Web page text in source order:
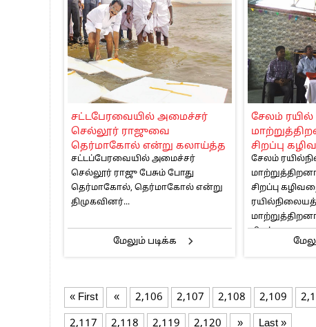
சட்டபேரவையில் அமைச்சர்
செல்லூர் ராஜுவை
தெர்மாகோல் என்று கலாய்த்த
திமுக எம்.எல்.ஏகள்
சட்டப்பேரவையில் அமைச்சர்
செல்லூர் ராஜு பேசும் போது
தெர்மாகோல், தெர்மாகோல் என்று
திமுகவினர்...
மேலும் படிக்க
சேலம்
சிறப்பு
சேலம்
சிறப்பு
சிறப்பு...
« First « 2,106 2,107 2,108 2,109
2,117
2,118 2,119 2,120 » Last »